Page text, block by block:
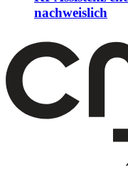
nachweislich